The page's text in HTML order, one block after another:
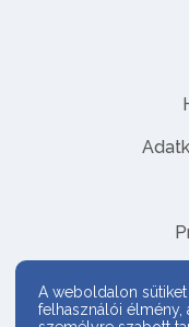
A weboldalon
felhasználói élmény,